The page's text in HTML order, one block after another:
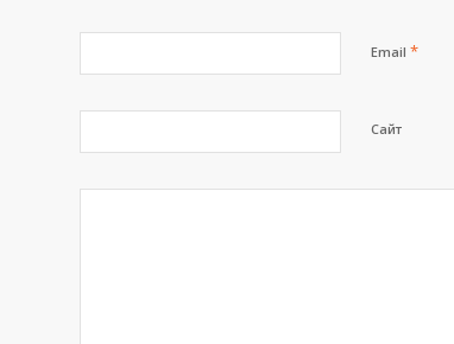
Email *
Сайт